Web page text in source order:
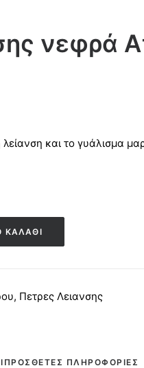
νεφρά
και το γυάλισμα
ΚΑΛΆΘΙ
, Πετρες Λειανσης
ΠΛΗΡΟΦΟΡΊΕΣ